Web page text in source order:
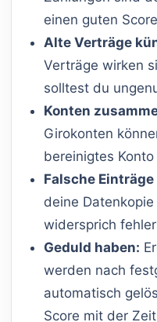
einen guten
Alte Verträge
Verträge wirken
solltest du
Konten
Girokonten
bereinigtes
Falsche
deine
widersprich
Geduld haben:
werden nach
automatisch
Score mit der